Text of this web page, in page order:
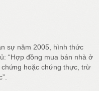
sự năm 2005, hình thức
“Hợp đồng mua bán nhà ở
hoặc chứng thực, trừ